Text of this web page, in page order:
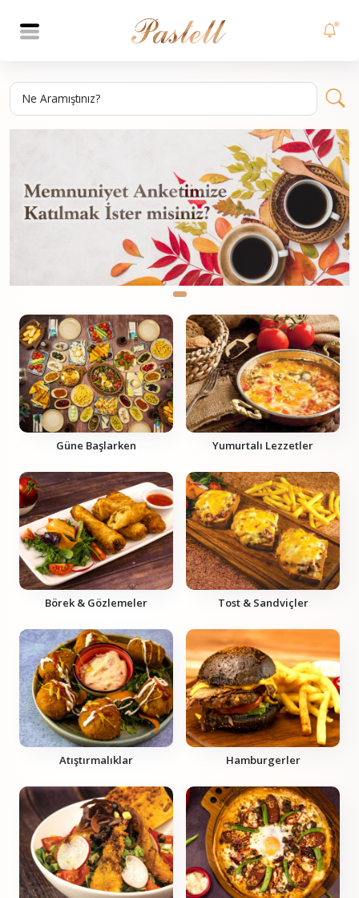
Ne Aramıştınız?
Güne Başlarken Yumurtalı Lezzetler
Börek & Gözlemeler Tost & Sandviçler
Atıştırmalıklar Hamburgerler